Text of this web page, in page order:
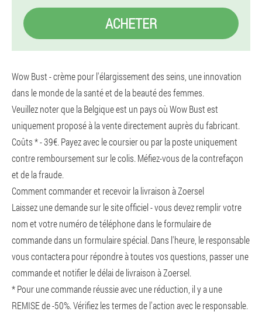
ACHETER
Wow Bust - crème pour l'élargissement des seins, une innovation
dans le monde de la santé et de la beauté des femmes.
Veuillez noter que la Belgique est un pays où Wow Bust est
uniquement proposé à la vente directement auprès du fabricant.
Coûts * - 39€. Payez avec le coursier ou par la poste uniquement
contre remboursement sur le colis. Méfiez-vous de la contrefaçon
et de la fraude.
Comment commander et recevoir la livraison à Zoersel
Laissez une demande sur le site officiel - vous devez remplir votre
nom et votre numéro de téléphone dans le formulaire de
commande dans un formulaire spécial. Dans l'heure, le responsable
vous contactera pour répondre à toutes vos questions, passer une
commande et notifier le délai de livraison à Zoersel.
* Pour une commande réussie avec une réduction, il y a une
REMISE de -50%. Vérifiez les termes de l'action avec le responsable.